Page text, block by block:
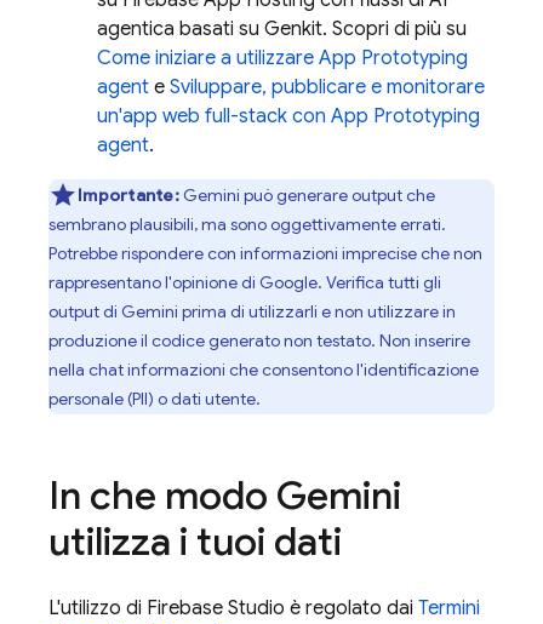
agentica basati su Genkit. Scopri di più su
Come iniziare a utilizzare App Prototyping
agent e Sviluppare, pubblicare e monitorare
un'app web full-stack con App Prototyping
agent.
Importante: Gemini può generare output che
sembrano plausibili, ma sono oggettivamente errati.
Potrebbe rispondere con informazioni imprecise che non
rappresentano l'opinione di Google. Verifica tutti gli
output di Gemini prima di utilizzarli e non utilizzare in
produzione il codice generato non testato. Non inserire
nella chat informazioni che consentono l'identificazione
personale (PII) o dati utente.
In che modo Gemini
utilizza i tuoi dati
L'utilizzo di Firebase Studio è regolato dai Termini